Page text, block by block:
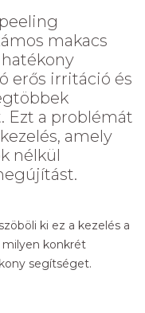
makacs
erős irritáció és
Ezt a problémát
amely
nélkül
ki ez a kezelés a
milyen konkrét
segítséget.